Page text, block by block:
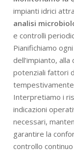
impianti idrici
analisi
e controlli
Pianifichiamo
dell’impianto,
potenziali fattori
Interpretiamo i
indicazioni
necessari,
garantire la
controllo continuo